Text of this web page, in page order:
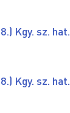
Kgy. sz. hat.
Kgy. sz. hat.